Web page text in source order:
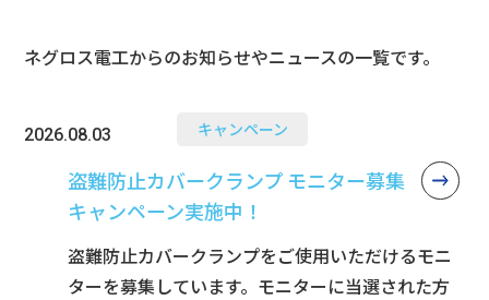
ネグロス電工からのお知らせやニュースの一覧です。
2026.08.03 キャンペーン
盗難防止カバークランプ モニター募集
キャンペーン実施中！
盗難防止カバークランプをご使用いただけるモニ
ターを募集しています。モニターに当選された方